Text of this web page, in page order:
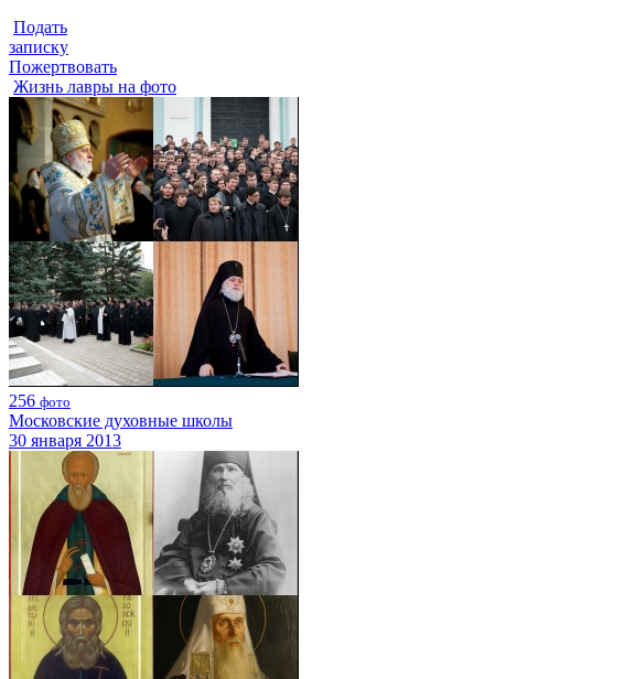
Подать
записку
Пожертвовать
Жизнь лавры на фото
256 фото
Московские духовные школы
30 января 2013